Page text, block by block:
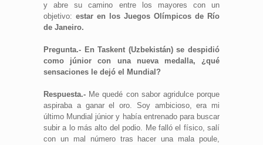
y abre su camino entre los mayores con un
objetivo: estar en los Juegos Olímpicos de Río
de Janeiro.
Pregunta.- En Taskent (Uzbekistán) se despidió
como júnior con una nueva medalla, ¿qué
sensaciones le dejó el Mundial?
Respuesta.- Me quedé con sabor agridulce porque
aspiraba a ganar el oro. Soy ambicioso, era mi
último Mundial júnior y había entrenado para buscar
subir a lo más alto del podio. Me falló el físico, salí
con un mal número tras hacer una mala poule,